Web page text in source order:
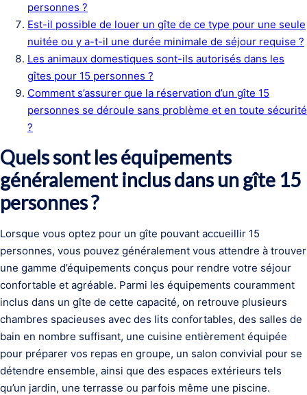
personnes ?
Est-il possible de louer un gîte de ce type pour une seule
nuitée ou y a-t-il une durée minimale de séjour requise ?
Les animaux domestiques sont-ils autorisés dans les
gîtes pour 15 personnes ?
Comment s’assurer que la réservation d’un gîte 15
personnes se déroule sans problème et en toute sécurité
?
Quels sont les équipements
généralement inclus dans un gîte 15
personnes ?
Lorsque vous optez pour un gîte pouvant accueillir 15
personnes, vous pouvez généralement vous attendre à trouver
une gamme d’équipements conçus pour rendre votre séjour
confortable et agréable. Parmi les équipements couramment
inclus dans un gîte de cette capacité, on retrouve plusieurs
chambres spacieuses avec des lits confortables, des salles de
bain en nombre suffisant, une cuisine entièrement équipée
pour préparer vos repas en groupe, un salon convivial pour se
détendre ensemble, ainsi que des espaces extérieurs tels
qu’un jardin, une terrasse ou parfois même une piscine.